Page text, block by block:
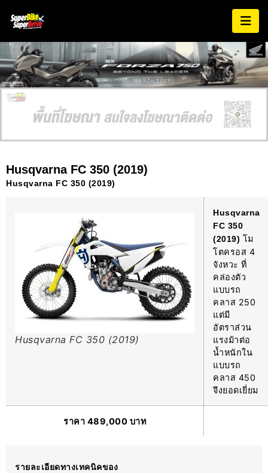
AD EXPIRES: MARCH 2027
Husqvarna FC 350 (2019)
Husqvarna FC 350 (2019)
Husqvarna FC 350 (2019)
Husqvarna
FC 350
(2019) โม
โตครอส 4
จังหวะ ที่
คล่องตัว
แบบรถ
คลาส 250
แต่มี
อัตราส่วน
แรงม้าต่อ
น้ำหนักใน
แบบรถ
คลาส 450
จึงยอดเยี่ยม
ราคา 489,000 บาท
รายละเอียดทางเทคนิคของ